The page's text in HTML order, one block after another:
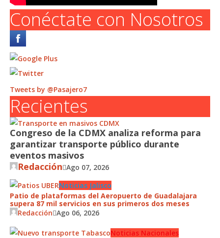
Conéctate con Nosotros
Tweets by @Pasajero7
Recientes
Congreso de la CDMX analiza reforma para
garantizar transporte público durante
eventos masivos
Redacción Ago 07, 2026
Noticias Jalisco
Patio de plataformas del Aeropuerto de Guadalajara
supera 87 mil servicios en sus primeros dos meses
Redacción Ago 06, 2026
Noticias Nacionales